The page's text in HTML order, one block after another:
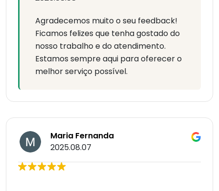
Agradecemos muito o seu feedback!
Ficamos felizes que tenha gostado do
nosso trabalho e do atendimento.
Estamos sempre aqui para oferecer o
melhor serviço possível.
Maria Fernanda
2025.08.07